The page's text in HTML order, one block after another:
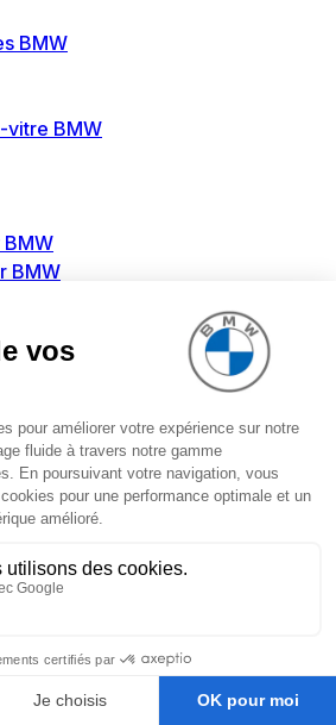
BMW
vitre BMW
BMW
BMW
réservoir avec pompe
BMW
BMW
BMW
BMW
BMW
BMW